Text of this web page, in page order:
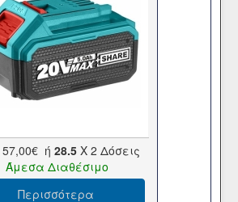
57,00€ ή 28.5 X 2 Δόσεις
Άμεσα Διαθέσιμο
Περισσότερα